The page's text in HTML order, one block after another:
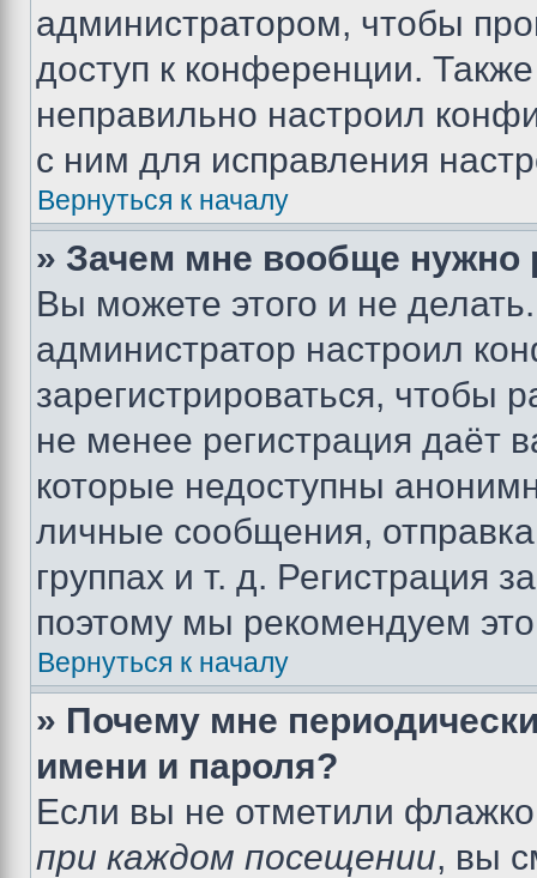
администратором, чтобы
доступ к конференции.
неправильно настроил
с ним для исправления
Вернуться к началу
» Зачем мне вообще нужно
Вы можете этого и не
администратор настроил
зарегистрироваться, чтобы
не менее регистрация даёт
которые недоступны
личные сообщения,
группах и т. д. Регистрация
поэтому мы рекомендуем
Вернуться к началу
» Почему мне
имени и пароля?
Если вы не отметили
при каждом посещении, вы